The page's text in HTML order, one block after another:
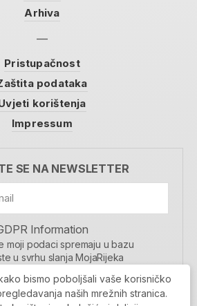
Arhiva
Pristupačnost
podataka
korištenja
Impressum
SE NA NEWSLETTER
Information
moji podaci spremaju u bazu
u svrhu slanja MojaRijeka
NEWSLETTER
bismo poboljšali vaše korisničko
naših mrežnih stranica.